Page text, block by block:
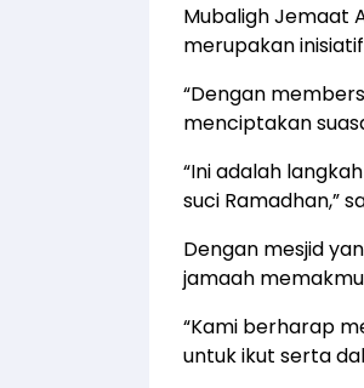
Mubaligh Jemaat
merupakan
“Dengan
menciptakan
“Ini adalah
suci Ramadhan,”
Dengan mesjid
jamaah
“Kami berharap
untuk ikut serta